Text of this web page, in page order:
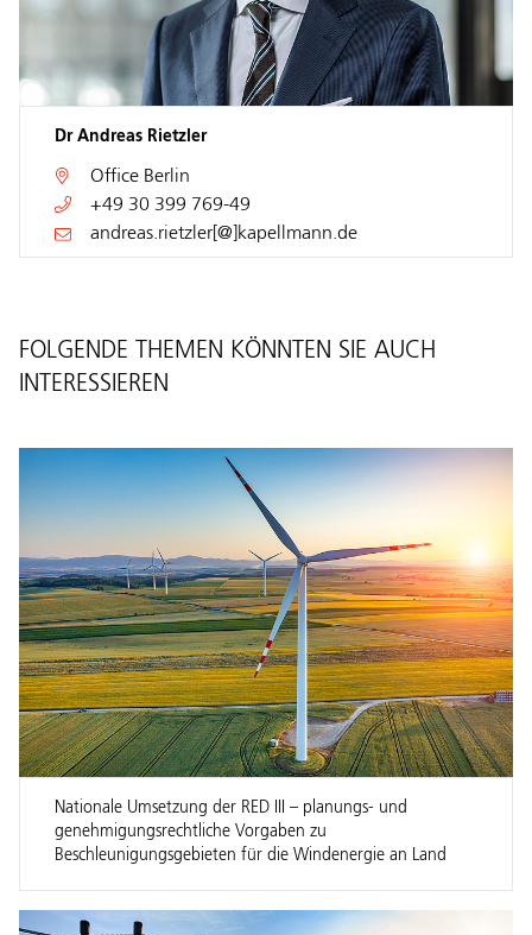
Dr Andreas Rietzler
Office Berlin
+49 30 399 769-49
andreas.rietzler[@]kapellmann.de
FOLGENDE THEMEN KÖNNTEN SIE AUCH
INTERESSIEREN
Nationale Umsetzung der RED III – planungs- und
genehmigungsrechtliche Vorgaben zu
Beschleunigungsgebieten für die Windenergie an Land